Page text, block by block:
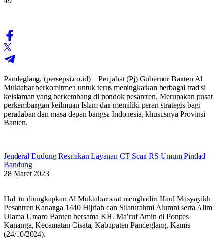
Pandeglang, (persepsi.co.id) – Penjabat (Pj) Gubernur Banten Al
Muktabar berkomitmen untuk terus meningkatkan berbagai tradisi
keislaman yang berkembang di pondok pesantren. Merupakan pusat
perkembangan keilmuan Islam dan memiliki peran strategis bagi
peradaban dan masa depan bangsa Indonesia, khususnya Provinsi
Banten.
Jenderal Dudung Resmikan Layanan CT Scan RS Umum Pindad
Bandung
28 Maret 2023
Hal itu diungkapkan Al Muktabar saat menghadiri Haul Masyayikh
Pesantren Kananga 1440 Hijriah dan Silaturahmi Alumni serta Alim
Ulama Umaro Banten bersama KH. Ma’ruf Amin di Ponpes
Kananga, Kecamatan Cisata, Kabupaten Pandeglang, Kamis
(24/10/2024).